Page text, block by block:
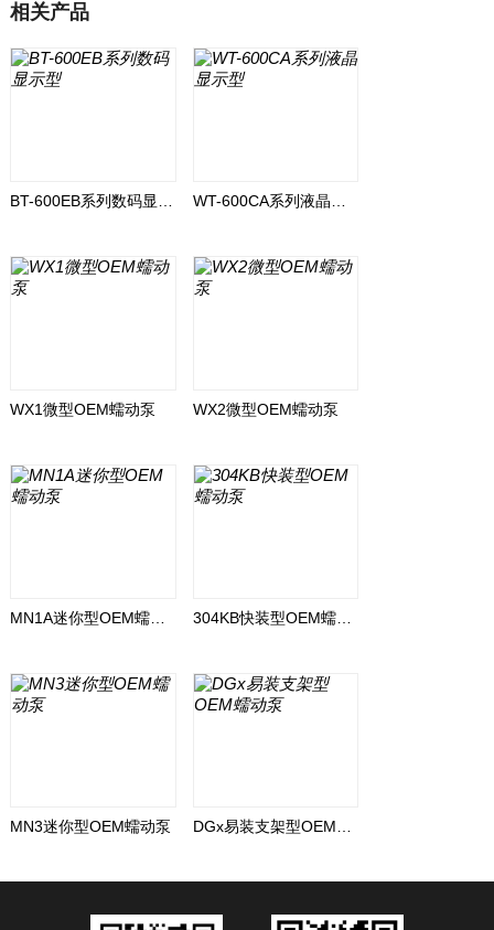
相关产品
WX1微型OEM蠕动泵 WX2微型OEM蠕动泵
MN1A迷你型OEM蠕动泵 304KB快装型OEM蠕动泵
MN3迷你型OEM蠕动泵